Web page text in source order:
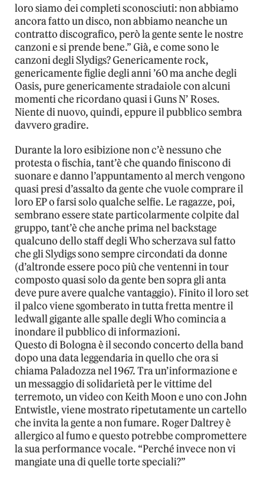
loro siamo dei completi sconosciuti: non abbiamo
ancora fatto un disco, non abbiamo neanche un
contratto discografico, però la gente sente le nostre
canzoni e si prende bene.” Già, e come sono le
canzoni degli Slydigs? Genericamente rock,
genericamente figlie degli anni ’60 ma anche degli
Oasis, pure genericamente stradaiole con alcuni
momenti che ricordano quasi i Guns N’ Roses.
Niente di nuovo, quindi, eppure il pubblico sembra
davvero gradire.
Durante la loro esibizione non c’è nessuno che
protesta o fischia, tant’è che quando finiscono di
suonare e danno l’appuntamento al merch vengono
quasi presi d’assalto da gente che vuole comprare il
loro EP o farsi solo qualche selfie. Le ragazze, poi,
sembrano essere state particolarmente colpite dal
gruppo, tant’è che anche prima nel backstage
qualcuno dello staff degli Who scherzava sul fatto
che gli Slydigs sono sempre circondati da donne
(d’altronde essere poco più che ventenni in tour
composto quasi solo da gente ben sopra gli anta
deve pure avere qualche vantaggio). Finito il loro set
il palco viene sgomberato in tutta fretta mentre il
ledwall gigante alle spalle degli Who comincia a
inondare il pubblico di informazioni.
Questo di Bologna è il secondo concerto della band
dopo una data leggendaria in quello che ora si
chiama Paladozza nel 1967. Tra un’informazione e
un messaggio di solidarietà per le vittime del
terremoto, un video con Keith Moon e uno con John
Entwistle, viene mostrato ripetutamente un cartello
che invita la gente a non fumare. Roger Daltrey è
allergico al fumo e questo potrebbe compromettere
la sua performance vocale. “Perché invece non vi
mangiate una di quelle torte speciali?”